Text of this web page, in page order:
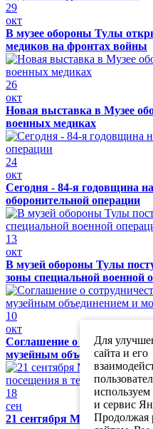
29
окт
В музее обороны Тулы
медиков на фронтах войны
26
окт
Новая выставка в Музее
военных медиках
24
окт
Сегодня - 84-я годовщина
оборонительной операции
13
окт
В музей обороны Тулы
зоны специальной военной
10
окт
Соглашение о
музейным объединением и
18
сен
21 сентября Музей
Для
сайта и его
и сервис
Продолжая